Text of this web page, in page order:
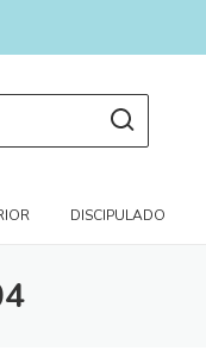
DISCIPULADO